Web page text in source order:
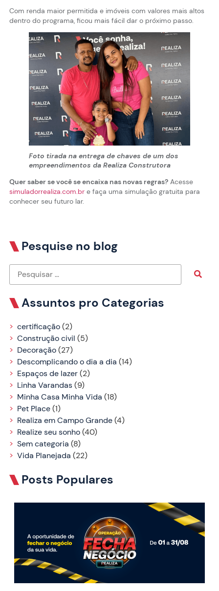
Com renda maior permitida e imóveis com valores mais altos
dentro do programa, ficou mais fácil dar o próximo passo.
Foto tirada na entrega de chaves de um dos
empreendimentos da Realiza Construtora
Quer saber se você se encaixa nas novas regras?Acesse
simuladorrealiza.com.bre faça uma simulação gratuita para
conhecer seu futuro lar.
Pesquise no blog
Assuntos pro Categorias
certificação(2)
Construção civil (5)
Decoração(27)
Descomplicando o dia a dia (14)
Espaços de lazer(2)
Linha Varandas(9)
Minha Casa Minha Vida (18)
Pet Place(1)
Realiza em Campo Grande(4)
Realize seu sonho(40)
Sem categoria (8)
Vida Planejada (22)
Posts Populares